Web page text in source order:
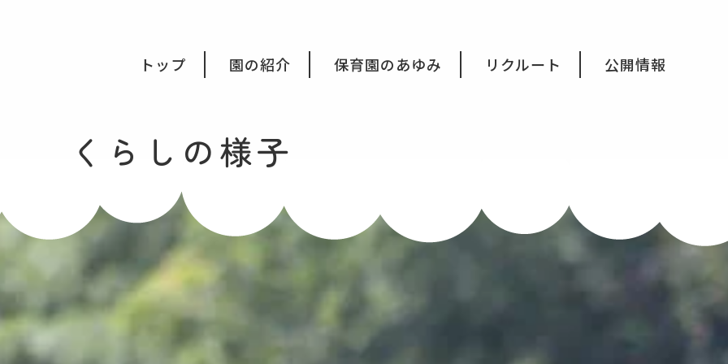
祉法人みつき福祉会
トップ 園の紹介 保育園のあゆみ リクルート 公開情報
くらしの様子